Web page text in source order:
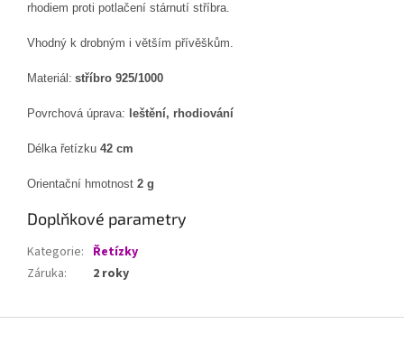
rhodiem proti potlačení stárnutí stříbra.
Vhodný k drobným i větším přívěškům.
Materiál: stříbro 925/1000
Povrchová úprava: leštění, rhodiování
Délka řetízku 42 cm
Orientační hmotnost 2 g
Doplňkové parametry
Kategorie: Řetízky
Záruka: 2 roky